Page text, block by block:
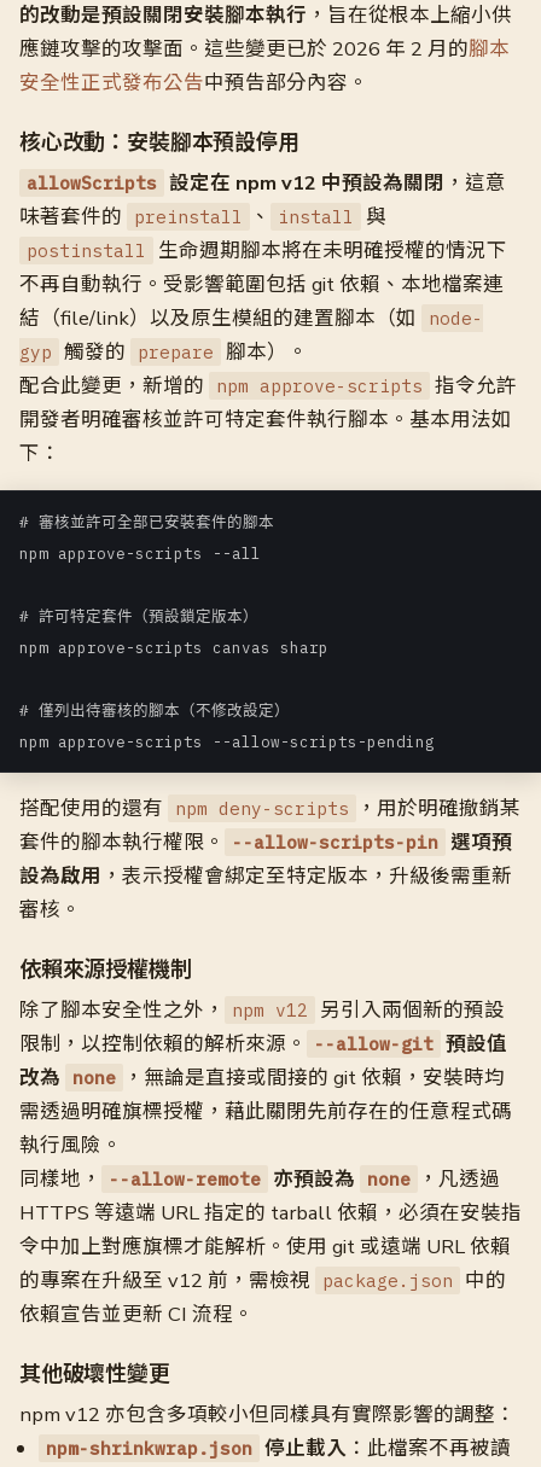
的改動是預設關閉安裝腳本執行 ，旨在從根本上縮小供
應鏈攻擊的攻擊面。這些變更已於 2026 年 2 月的腳本
安全性正式發布公告中預告部分內容。
核心改動：安裝腳本預設停用
allowScripts 設定在 npm v12 中預設為關閉 ，這意
味著套件的
preinstall 、 install 與
postinstall
生命週期腳本將在未明確授權的情況下
不再自動執行。受影響範圍包括 git 依賴、本地檔案連
結（file/link）以及原生模組的建置腳本（如
node-
gyp 觸發的 prepare 腳本）。
配合此變更，新增的
npm approve-scripts 指令允許
開發者明確審核並許可特定套件執行腳本。基本用法如
下：
# 審核並許可全部已安裝套件的腳本
npm approve-scripts --all
# 許可特定套件（預設鎖定版本）
npm approve-scripts canvas sharp
# 僅列出待審核的腳本（不修改設定）
npm approve-scripts --allow-scripts-pending
搭配使用的還有 npm deny-scripts
，用於明確撤銷某
套件的腳本執行權限。
--allow-scripts-pin 選項預
設為啟用 ，表示授權會綁定至特定版本，升級後需重新
審核。
依賴來源授權機制
除了腳本安全性之外， npm v12
另引入兩個新的預設
限制，以控制依賴的解析來源。
--allow-git 預設值
改為
none
，無論是直接或間接的 git 依賴，安裝時均
需透過明確旗標授權，藉此關閉先前存在的任意程式碼
執行風險。
同樣地，
--allow-remote 亦預設為 none
，凡透過
HTTPS 等遠端 URL 指定的 tarball 依賴，必須在安裝指
令中加上對應旗標才能解析。使用 git 或遠端 URL 依賴
的專案在升級至 v12 前，需檢視
package.json
中的
依賴宣告並更新 CI 流程。
其他破壞性變更
npm v12 亦包含多項較小但同樣具有實際影響的調整：
npm-shrinkwrap.json 停止載入 ：此檔案不再被讀